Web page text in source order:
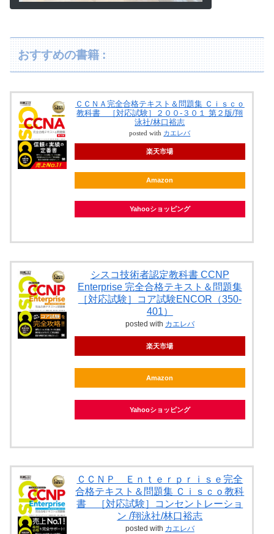
おすすめの書籍 :
ＣＣＮＡ完全合格テキスト＆問題集 Ｃｉｓｃｏ
教科書 ［対応試験］２００-３０１ 第２版/翔
泳社/林口裕志
posted with カエレバ
楽天市場
Amazon
Yahooショッピング
シスコ技術者認定教科書 CCNP
Enterprise 完全合格テキスト＆問題集
［対応試験］コア試験ENCOR（350-
401）
posted with カエレバ
楽天市場
Amazon
Yahooショッピング
ＣＣＮＰ Ｅｎｔｅｒｐｒｉｓｅ完全
合格テキスト＆問題集 Ｃｉｓｃｏ教科
書 ［対応試験］コンセントレーショ
ン /翔泳社/林口裕志
posted with カエレバ